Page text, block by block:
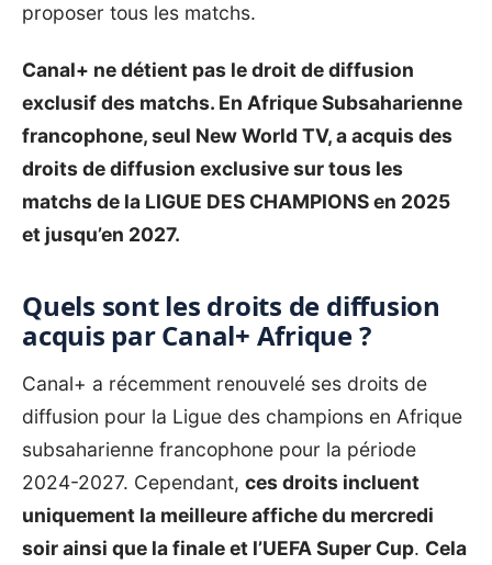
proposer tous les matchs.
Canal+ ne détient pas le droit de diffusion
exclusif des matchs. En Afrique Subsaharienne
francophone, seul New World TV, a acquis des
droits de diffusion exclusive sur tous les
matchs de la LIGUE DES CHAMPIONS en 2025
et jusqu’en 2027.
Quels sont les droits de diffusion
acquis par Canal+ Afrique ?
Canal+ a récemment renouvelé ses droits de
diffusion pour la Ligue des champions en Afrique
subsaharienne francophone pour la période
2024-2027. Cependant, ces droits incluent
uniquement la meilleure affiche du mercredi
soir ainsi que la finale et l’UEFA Super Cup. Cela